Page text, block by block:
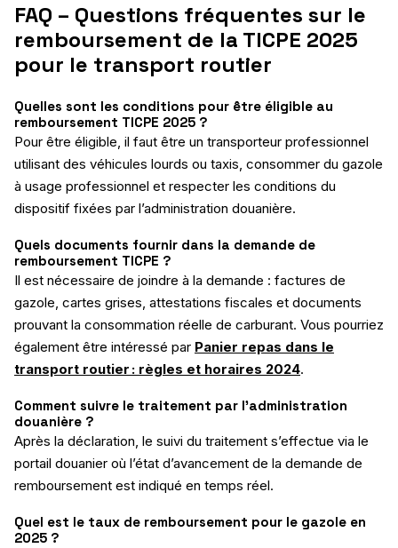
FAQ – Questions fréquentes sur le
remboursement de la TICPE 2025
pour le transport routier
Quelles sont les conditions pour être éligible au
remboursement TICPE 2025 ?
Pour être éligible, il faut être un transporteur professionnel
utilisant des véhicules lourds ou taxis, consommer du gazole
à usage professionnel et respecter les conditions du
dispositif fixées par l’administration douanière.
Quels documents fournir dans la demande de
remboursement TICPE ?
Il est nécessaire de joindre à la demande : factures de
gazole, cartes grises, attestations fiscales et documents
prouvant la consommation réelle de carburant. Vous pourriez
également être intéressé par Panier repas dans le
transport routier : règles et horaires 2024.
Comment suivre le traitement par l’administration
douanière ?
Après la déclaration, le suivi du traitement s’effectue via le
portail douanier où l’état d’avancement de la demande de
remboursement est indiqué en temps réel.
Quel est le taux de remboursement pour le gazole en
2025 ?